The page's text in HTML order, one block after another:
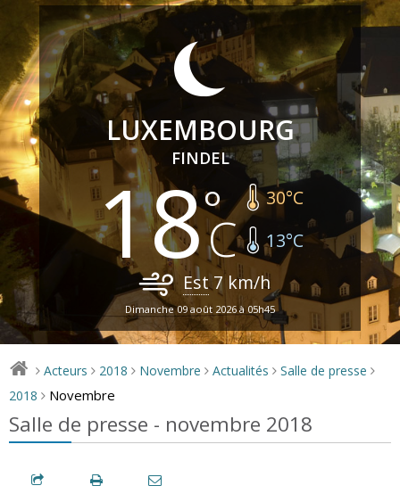
LUXEMBOURG
FINDEL
18 30°C
13°C
Est7 km/h
Dimanche 09 août 2026 à 05h45
> Acteurs > 2018 > Novembre > Actualités > Salle de presse >
2018 > Novembre
Salle de presse - novembre 2018